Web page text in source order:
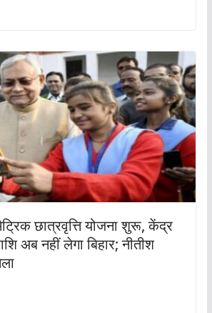
छात्रवृत्ति योजना शुरू, केंद्र
अब नहीं लेगा बिहार; नीतीश